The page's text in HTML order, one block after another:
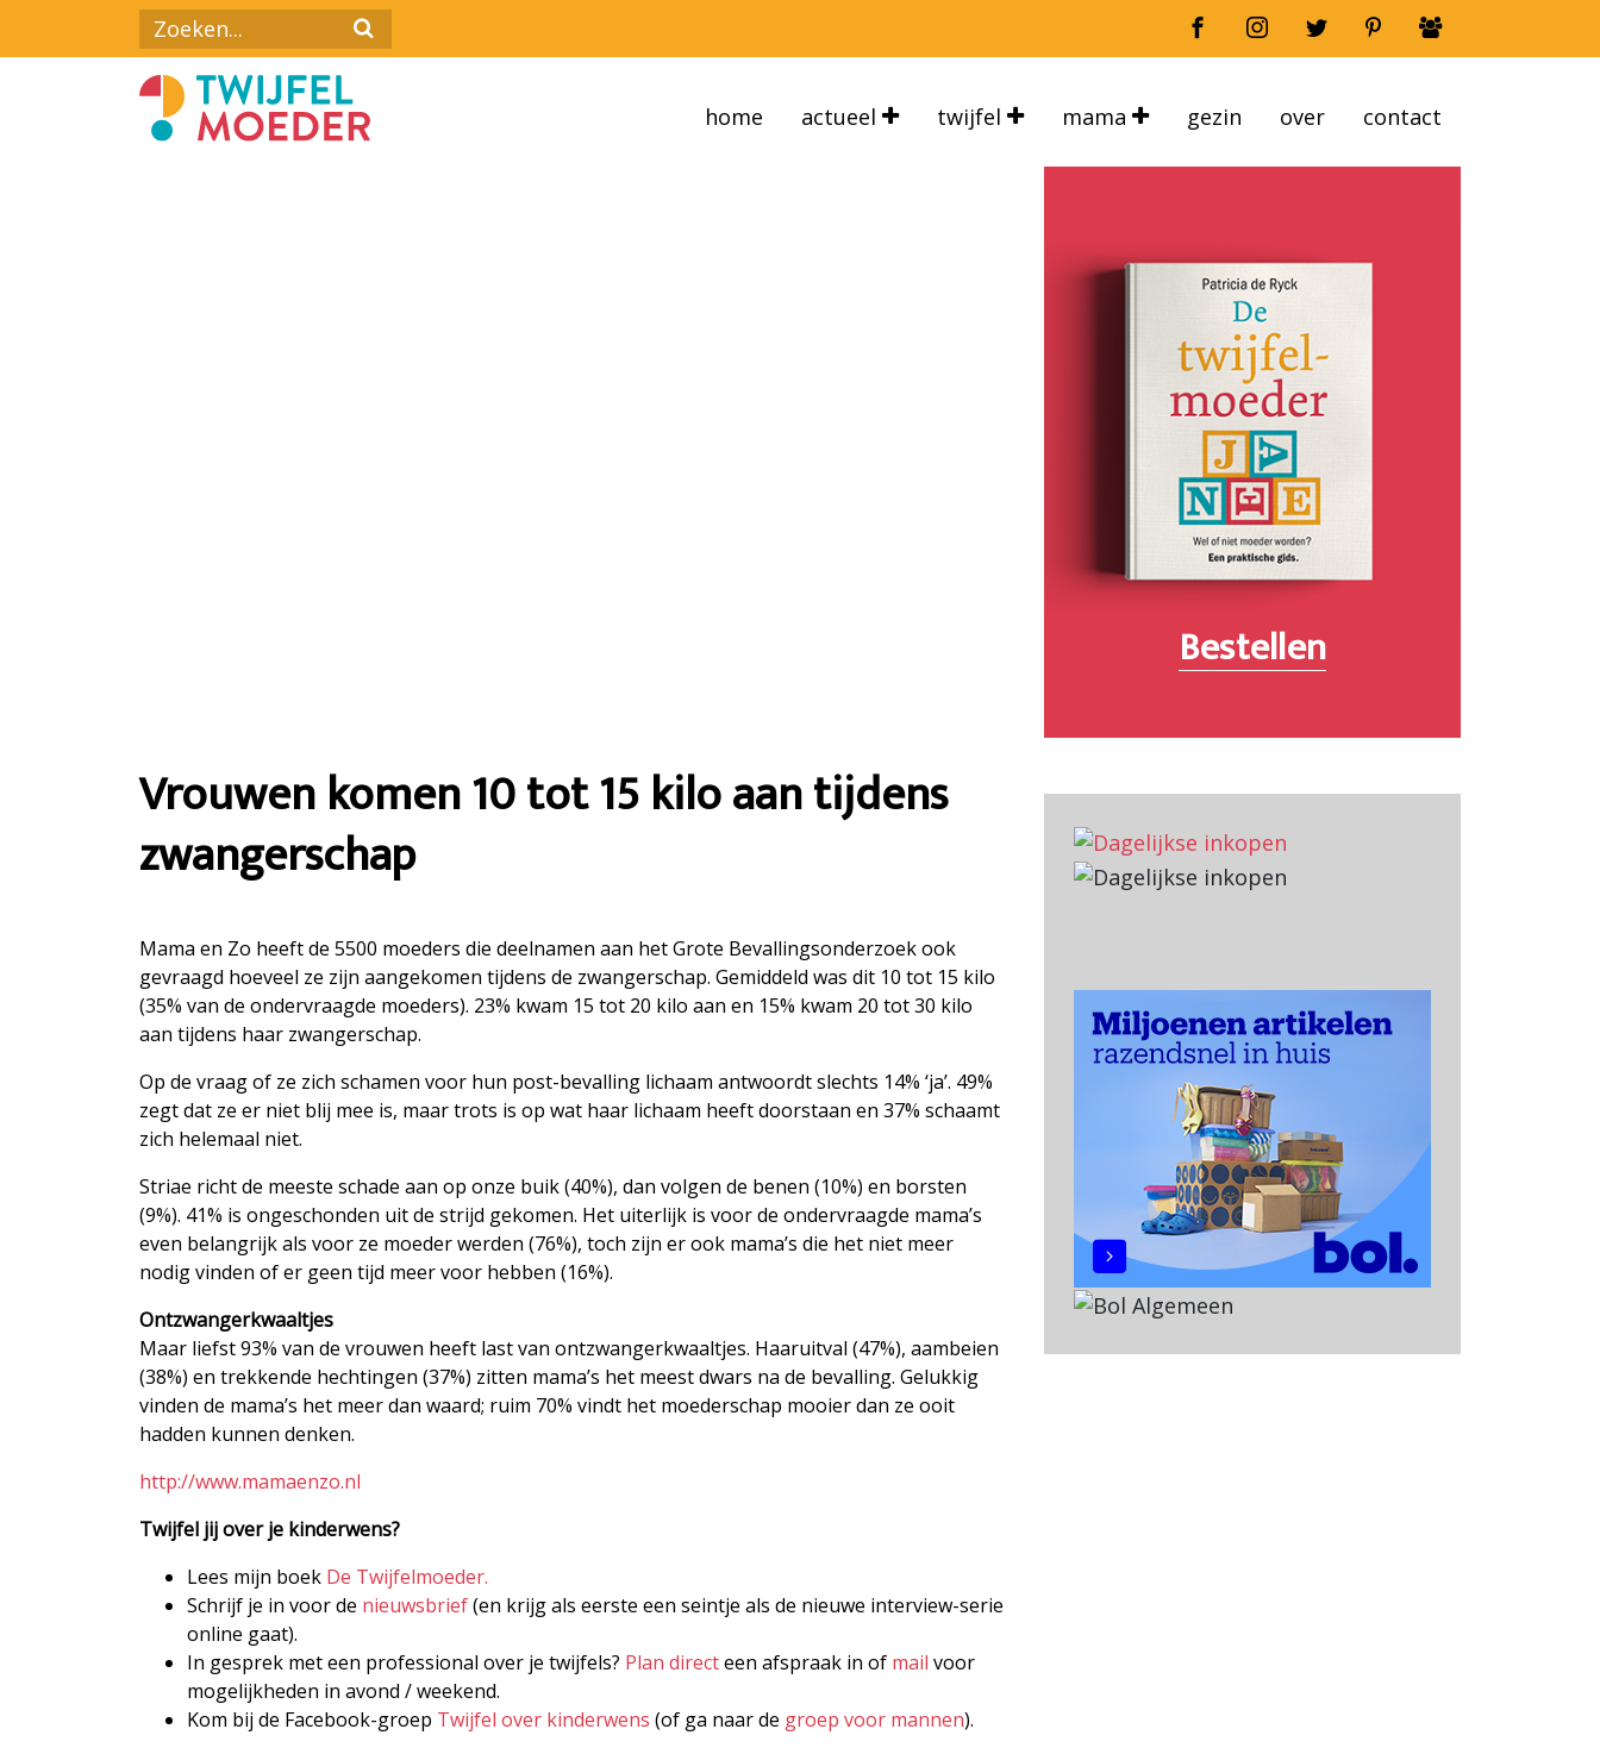
home actueel twijfel mama gezin over contact
Bestellen
Vrouwen komen 10 tot 15 kilo aan tijdens
zwangerschap
Mama en Zo heeft de 5500 moeders die deelnamen aan het Grote Bevallingsonderzoek ook
gevraagd hoeveel ze zijn aangekomen tijdens de zwangerschap. Gemiddeld was dit 10 tot 15 kilo
(35% van de ondervraagde moeders). 23% kwam 15 tot 20 kilo aan en 15% kwam 20 tot 30 kilo
aan tijdens haar zwangerschap.
Op de vraag of ze zich schamen voor hun post-bevalling lichaam antwoordt slechts 14% ‘ja’. 49%
zegt dat ze er niet blij mee is, maar trots is op wat haar lichaam heeft doorstaan en 37% schaamt
zich helemaal niet.
Striae richt de meeste schade aan op onze buik (40%), dan volgen de benen (10%) en borsten
(9%). 41% is ongeschonden uit de strijd gekomen. Het uiterlijk is voor de ondervraagde mama’s
even belangrijk als voor ze moeder werden (76%), toch zijn er ook mama’s die het niet meer
nodig vinden of er geen tijd meer voor hebben (16%).
Ontzwangerkwaaltjes
Maar liefst 93% van de vrouwen heeft last van ontzwangerkwaaltjes. Haaruitval (47%), aambeien
(38%) en trekkende hechtingen (37%) zitten mama’s het meest dwars na de bevalling. Gelukkig
vinden de mama’s het meer dan waard; ruim 70% vindt het moederschap mooier dan ze ooit
hadden kunnen denken.
http://www.mamaenzo.nl
Twijfel jij over je kinderwens?
Lees mijn boek De Twijfelmoeder.
Schrijf je in voor de nieuwsbrief(en krijg als eerste een seintje als de nieuwe interview-serie
online gaat).
In gesprek met een professional over je twijfels? Plan directeen afspraak in of mail voor
mogelijkheden in avond / weekend.
Kom bij de Facebook-groep Twijfel over kinderwens (of ga naar de groep voor mannen).